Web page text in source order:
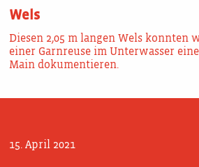
Wels
Diesen 2,05 m langen Wels konnten
einer Garnreuse im Unterwasser
Main dokumentieren.
15. April 2021